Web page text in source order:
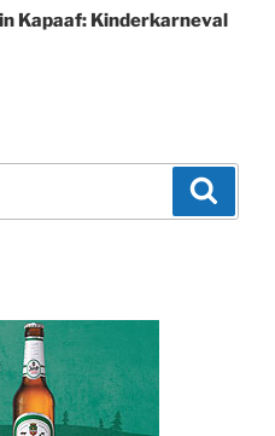
Kapaaf: Kinderkarneval